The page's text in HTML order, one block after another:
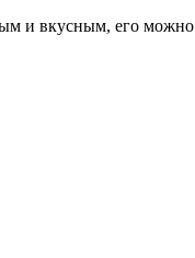
и вкусным, его